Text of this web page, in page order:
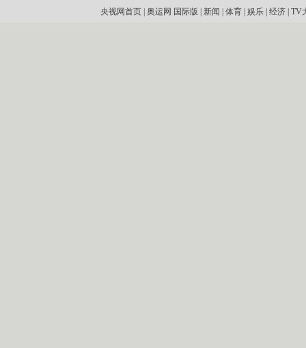
央视网首页| 奥运网 国际版 新闻 体育| 娱乐| 经济| TV